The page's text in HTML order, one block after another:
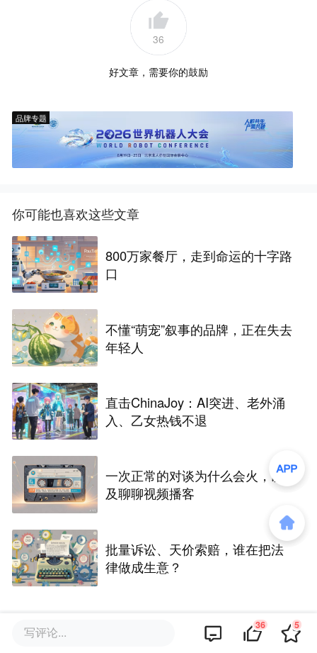
36
好文章，需要你的鼓励
品牌专题
你可能也喜欢这些文章
800万家餐厅，走到命运的十字路
口
不懂“萌宠”叙事的品牌，正在失去
年轻人
直击ChinaJoy：AI突进、老外涌
入、乙女热钱不退
一次正常的对谈为什么会火，以
及聊聊视频播客
批量诉讼、天价索赔，谁在把法
律做成生意？
评论区
写评论... 36 5